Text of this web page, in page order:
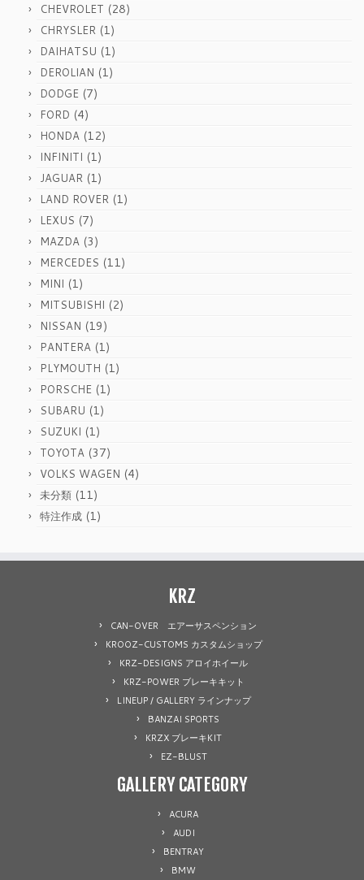
CHEVROLET (28)
CHRYSLER (1)
DAIHATSU (1)
DEROLIAN (1)
DODGE (7)
FORD (4)
HONDA (12)
INFINITI (1)
JAGUAR (1)
LAND ROVER (1)
LEXUS (7)
MAZDA (3)
MERCEDES (11)
MINI (1)
MITSUBISHI (2)
NISSAN (19)
PANTERA (1)
PLYMOUTH (1)
PORSCHE (1)
SUBARU (1)
SUZUKI (1)
TOYOTA (37)
VOLKS WAGEN (4)
未分類 (11)
特注作成 (1)
KRZ
CAN-OVER エアーサスペンション
KROOZ-CUSTOMS カスタムショップ
KRZ-DESIGNS アロイホイール
KRZ-POWER ブレーキキット
LINEUP / GALLERY ラインナップ
BANZAI SPORTS
KRZX ブレーキKIT
EZ-BLUST
GALLERY CATEGORY
ACURA
AUDI
BENTRAY
BMW